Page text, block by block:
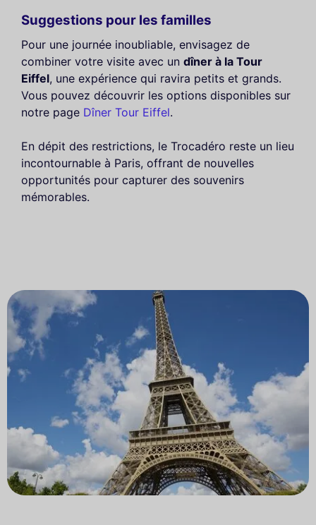
Suggestions pour les familles
Pour une journée inoubliable, envisagez de
combiner votre visite avec un dîner à la Tour
Eiffel, une expérience qui ravira petits et grands.
Vous pouvez découvrir les options disponibles sur
notre page Dîner Tour Eiffel.
En dépit des restrictions, le Trocadéro reste un lieu
incontournable à Paris, offrant de nouvelles
opportunités pour capturer des souvenirs
mémorables.